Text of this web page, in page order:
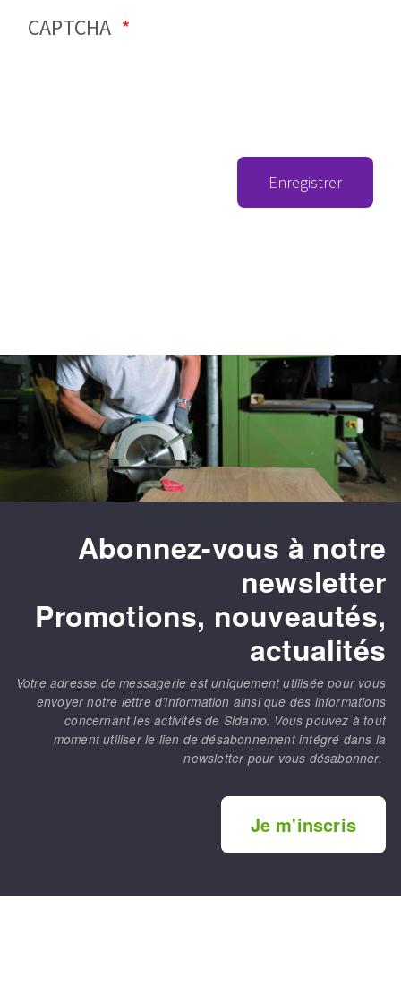
CAPTCHA
Enregistrer
Abonnez-vous à notre
newsletter
Promotions, nouveautés,
actualités
Votre adresse de messagerie est uniquement utilisée pour vous
envoyer notre lettre d’information ainsi que des informations
concernant les activités de Sidamo. Vous pouvez à tout
moment utiliser le lien de désabonnement intégré dans la
newsletter pour vous désabonner.
Je m'inscris